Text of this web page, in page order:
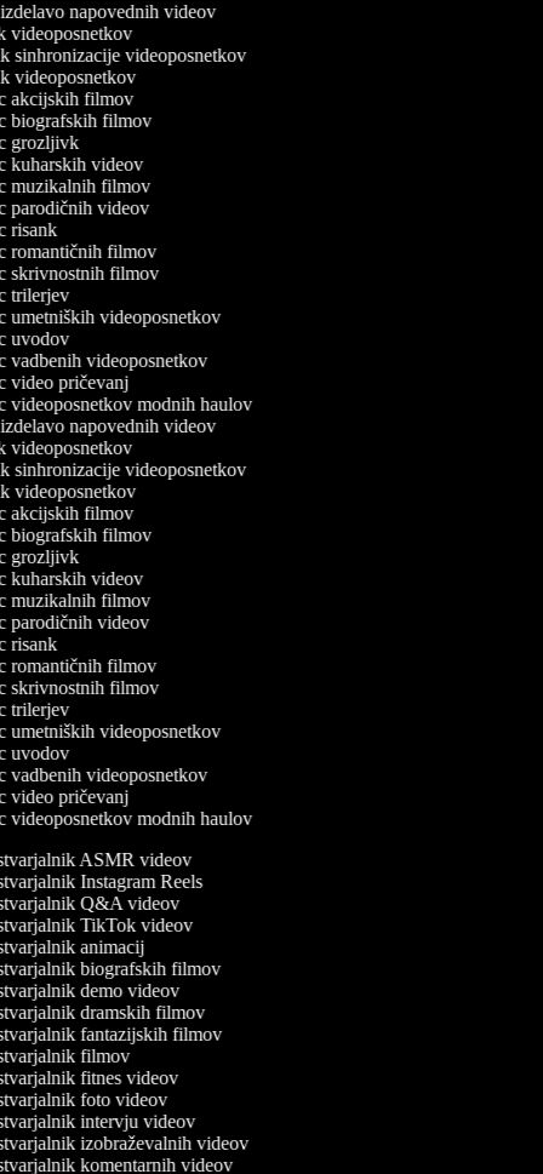
izdelavo napovednih videov
videoposnetkov
sinhronizacije videoposnetkov
videoposnetkov
akcijskih filmov
biografskih filmov
grozljivk
kuharskih videov
muzikalnih filmov
parodičnih videov
risank
romantičnih filmov
skrivnostnih filmov
trilerjev
umetniških videoposnetkov
uvodov
vadbenih videoposnetkov
video pričevanj
videoposnetkov modnih haulov
izdelavo napovednih videov
videoposnetkov
sinhronizacije videoposnetkov
videoposnetkov
akcijskih filmov
biografskih filmov
grozljivk
kuharskih videov
muzikalnih filmov
parodičnih videov
risank
romantičnih filmov
skrivnostnih filmov
trilerjev
umetniških videoposnetkov
uvodov
vadbenih videoposnetkov
video pričevanj
videoposnetkov modnih haulov
ASMR videov
Instagram Reels
Q&A videov
TikTok videov
animacij
biografskih filmov
demo videov
dramskih filmov
fantazijskih filmov
filmov
fitnes videov
foto videov
intervju videov
izobraževalnih videov
komentarnih videov